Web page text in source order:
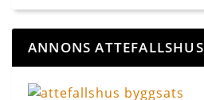
ANNONS ATTEFALLSHUS